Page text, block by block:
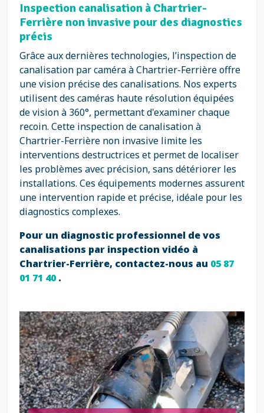
Inspection canalisation à Chartrier-
Ferrière non invasive pour des diagnostics
précis
Grâce aux dernières technologies, l’inspection de
canalisation par caméra à Chartrier-Ferrière offre
une vision précise des canalisations. Nos experts
utilisent des caméras haute résolution équipées
de vision à 360°, permettant d'examiner chaque
recoin. Cette inspection de canalisation à
Chartrier-Ferrière non invasive limite les
interventions destructrices et permet de localiser
les problèmes avec précision, sans détériorer les
installations. Ces équipements modernes assurent
une intervention rapide et précise, idéale pour les
diagnostics complexes.
Pour un diagnostic professionnel de vos
canalisations par inspection vidéo à
Chartrier-Ferrière, contactez-nous au 05 87
01 71 40.